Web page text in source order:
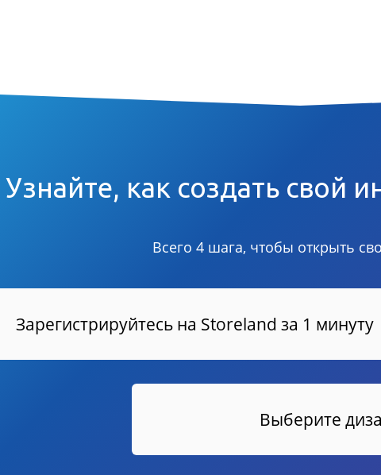
Узнайте, как создать свой
Всего 4 шага, чтобы открыть
Зарегистрируйтесь на Storeland за 1 минуту
Выберите